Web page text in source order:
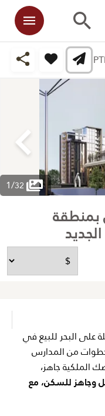
1/32
البحر للبيع في
من المدارس
الملكية جاهز،
وجاهز للسكن، مع